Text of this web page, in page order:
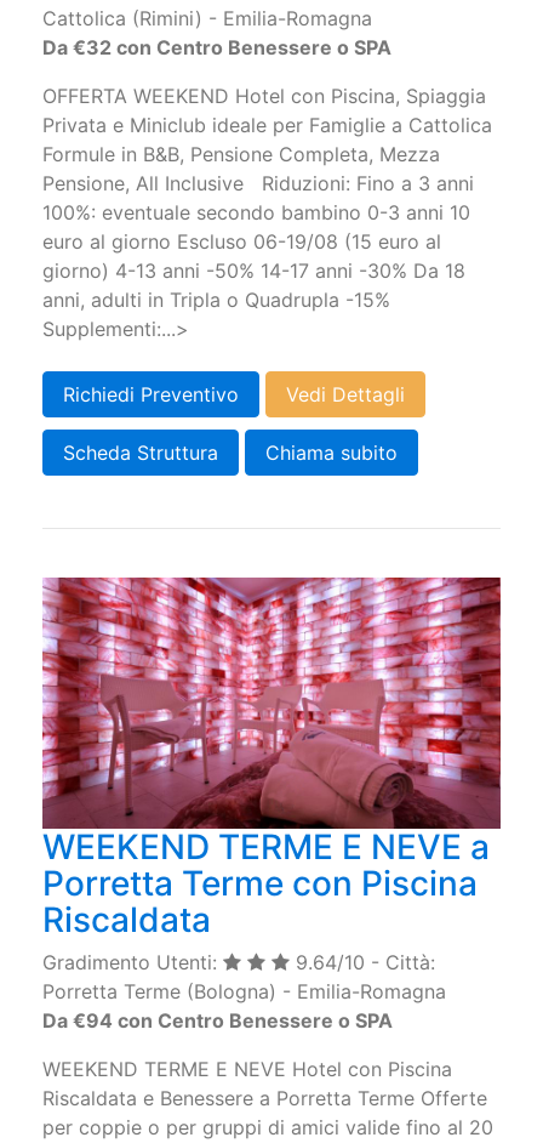
Cattolica (Rimini) - Emilia-Romagna
Da €32 con Centro Benessere o SPA
OFFERTA WEEKEND Hotel con Piscina, Spiaggia
Privata e Miniclub ideale per Famiglie a Cattolica
Formule in B&B, Pensione Completa, Mezza
Pensione, All Inclusive Riduzioni: Fino a 3 anni
100%: eventuale secondo bambino 0-3 anni 10
euro al giorno Escluso 06-19/08 (15 euro al
giorno) 4-13 anni -50% 14-17 anni -30% Da 18
anni, adulti in Tripla o Quadrupla -15%
Supplementi:...>
Richiedi Preventivo Vedi Dettagli
Scheda Struttura Chiama subito
WEEKEND TERME E NEVE a
Porretta Terme con Piscina
Riscaldata
Gradimento Utenti:
9.64/10 - Città:
Porretta Terme (Bologna) - Emilia-Romagna
Da €94 con Centro Benessere o SPA
WEEKEND TERME E NEVE Hotel con Piscina
Riscaldata e Benessere a Porretta Terme Offerte
per coppie o per gruppi di amici valide fino al 20